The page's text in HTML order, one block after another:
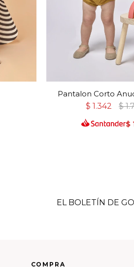
Pantalon Corto
$ 1.342 $
$
COMPRA
EL BOLETÍN DE